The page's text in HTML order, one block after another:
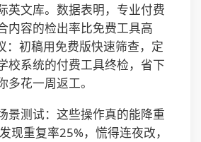
英文库。数据表明，专业付费
内容的检出率比免费工具高
：初稿用免费版快速筛查，定
校系统的付费工具终检，省下
多花一周返工。
景测试：这些操作真的能降重
现重复率25%，慌得连夜改，